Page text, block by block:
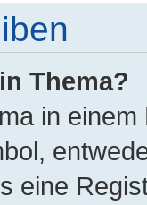
Thema?
in
eine